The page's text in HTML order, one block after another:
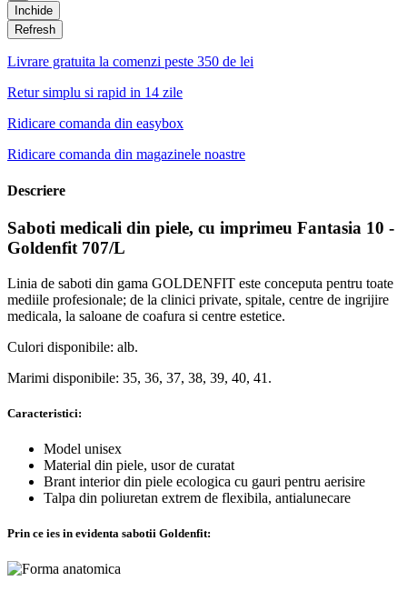
Inchide
Livrare gratuita la comenzi peste 350 de lei
Retur simplu si rapid in 14 zile
Ridicare comanda din easybox
Ridicare comanda din magazinele noastre
Descriere
Saboti medicali din piele, cu imprimeu Fantasia 10 -
Goldenfit 707/L
Linia de saboti din gama GOLDENFIT este conceputa pentru toate
mediile profesionale; de la clinici private, spitale, centre de ingrijire
medicala, la saloane de coafura si centre estetice.
Culori disponibile: alb.
Marimi disponibile: 35, 36, 37, 38, 39, 40, 41.
Caracteristici:
Model unisex
Material din piele, usor de curatat
Brant interior din piele ecologica cu gauri pentru aerisire
Talpa din poliuretan extrem de flexibila, antialunecare
Prin ce ies in evidenta sabotii Goldenfit: